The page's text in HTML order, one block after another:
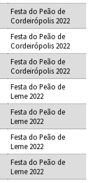
Festa do Peão de
Cordeirópolis 2022
Festa do Peão de
Cordeirópolis 2022
Festa do Peão de
Cordeirópolis 2022
Festa do Peão de
Leme 2022
Festa do Peão de
Leme 2022
Festa do Peão de
Leme 2022
Festa do Peão de
Leme 2022